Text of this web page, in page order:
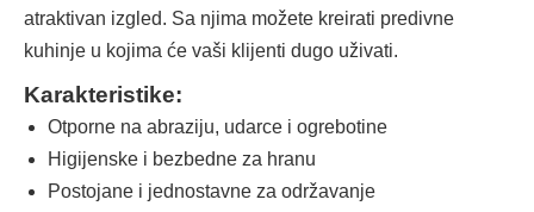
atraktivan izgled. Sa njima možete kreirati predivne
kuhinje u kojima će vaši klijenti dugo uživati.
Karakteristike:
Otporne na abraziju, udarce i ogrebotine
Higijenske i bezbedne za hranu
Postojane i jednostavne za održavanje